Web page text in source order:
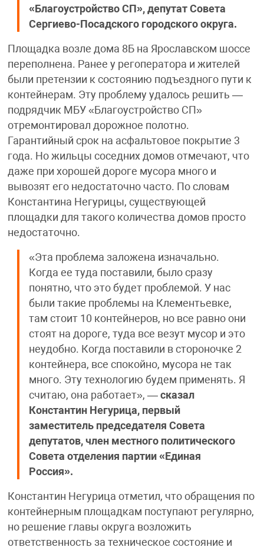
«Благоустройство СП», депутат Совета
Сергиево-Посадского городского округа.
Площадка возле дома 8Б на Ярославском шоссе
переполнена. Ранее у регоператора и жителей
были претензии к состоянию подъездного пути к
контейнерам. Эту проблему удалось решить —
подрядчик МБУ «Благоустройство СП»
отремонтировал дорожное полотно.
Гарантийный срок на асфальтовое покрытие 3
года. Но жильцы соседних домов отмечают, что
даже при хорошей дороге мусора много и
вывозят его недостаточно часто. По словам
Константина Негурицы, существующей
площадки для такого количества домов просто
недостаточно.
«Эта проблема заложена изначально.
Когда ее туда поставили, было сразу
понятно, что это будет проблемой. У нас
были такие проблемы на Клементьевке,
там стоит 10 контейнеров, но все равно они
стоят на дороге, туда все везут мусор и это
неудобно. Когда поставили в стороночке 2
контейнера, все спокойно, мусора не так
много. Эту технологию будем применять. Я
считаю, она работает», — сказал
Константин Негурица, первый
заместитель председателя Совета
депутатов, член местного политического
Совета отделения партии «Единая
Россия».
Константин Негурица отметил, что обращения по
контейнерным площадкам поступают регулярно,
но решение главы округа возложить
ответственность за техническое состояние и